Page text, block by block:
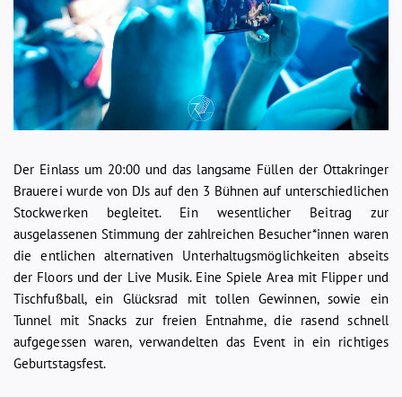
Der Einlass um 20:00 und das langsame Füllen der Ottakringer
Brauerei wurde von DJs auf den 3 Bühnen auf unterschiedlichen
Stockwerken begleitet. Ein wesentlicher Beitrag zur
ausgelassenen Stimmung der zahlreichen Besucher*innen waren
die entlichen alternativen Unterhaltugsmöglichkeiten abseits
der Floors und der Live Musik. Eine Spiele Area mit Flipper und
Tischfußball, ein Glücksrad mit tollen Gewinnen, sowie ein
Tunnel mit Snacks zur freien Entnahme, die rasend schnell
aufgegessen waren, verwandelten das Event in ein richtiges
Geburtstagsfest.